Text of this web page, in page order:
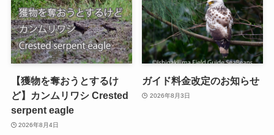
【獲物を奪おうとするけ
ど】カンムリワシ Crested
serpent eagle
2026年8月4日
ガイド料金改定のお知らせ
2026年8月3日